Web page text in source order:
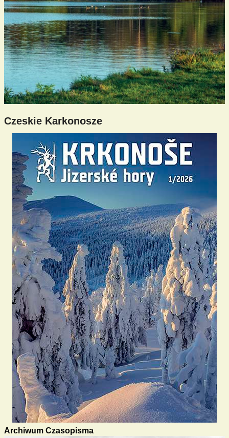
Czeskie Karkonosze
Archiwum Czasopisma